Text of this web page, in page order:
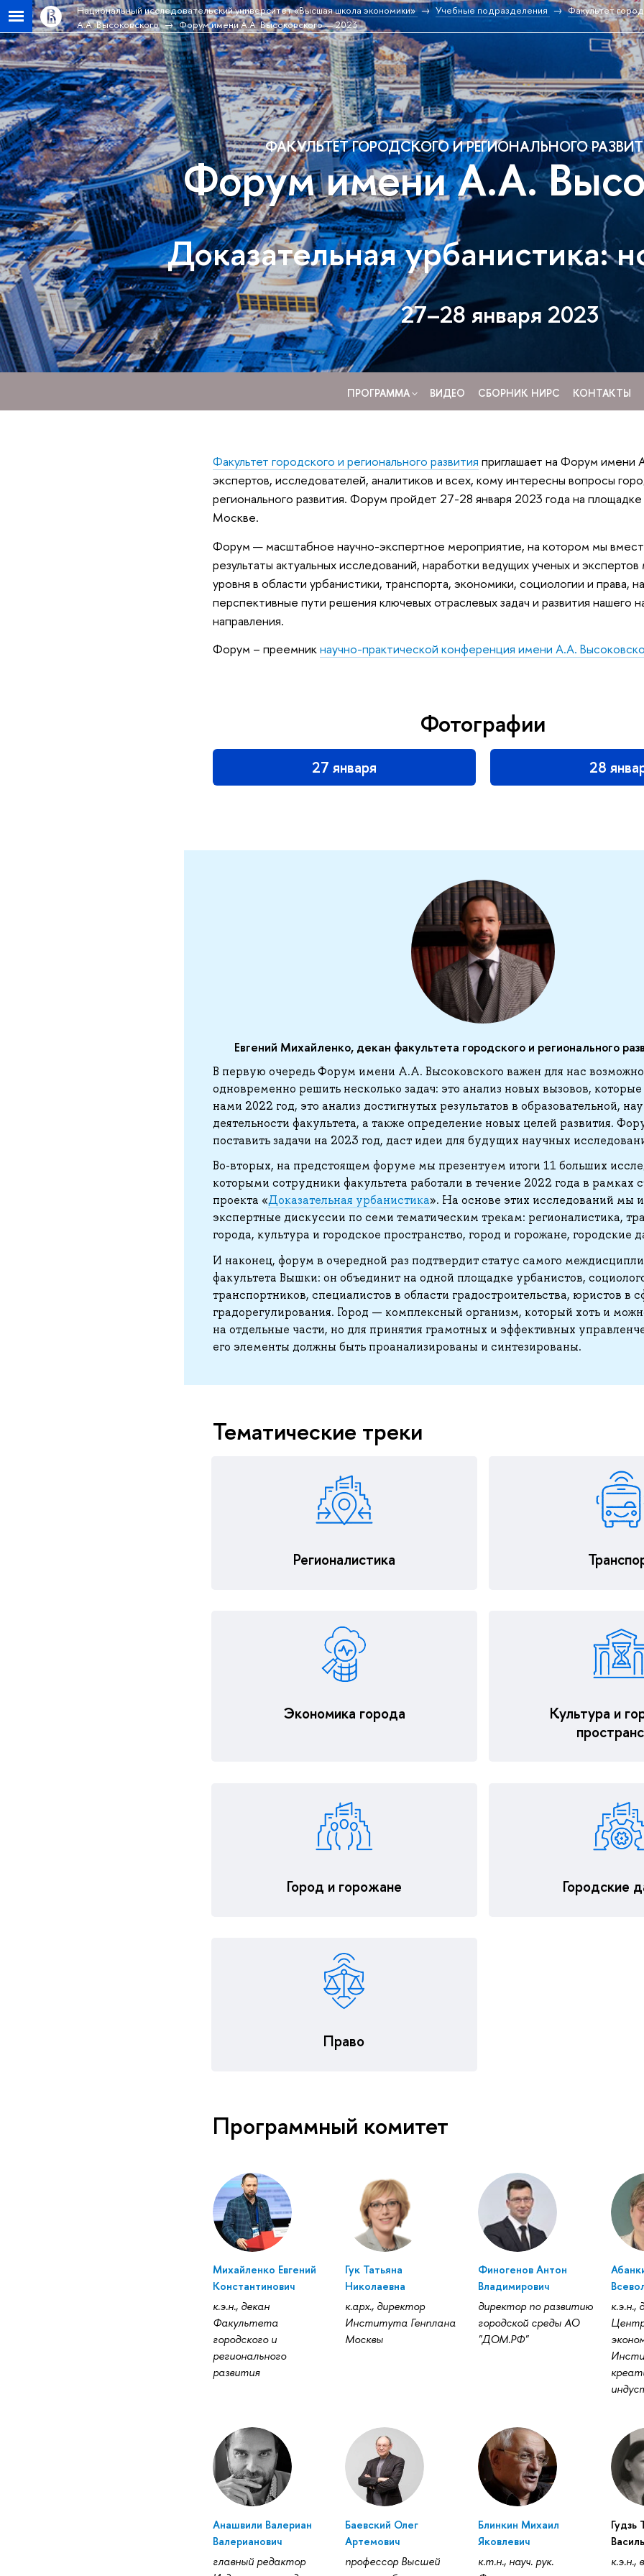
Национальный исследовательский университет «Высшая школа экономики» Учебные подразделения Факультет
А.А. Высоковского
Форум имени А.А. Высоковского — 2023
ФАКУЛЬТЕТ ГОРОДСКОГО И РЕГИОНАЛЬНОГО
Форум имени А.А.
Доказательная урбанистика:
27–28 января 2023
ПРОГРАММА ВИДЕО СБОРНИК НИРС КОНТАКТЫ
Факультет городского и регионального развития приглашает на Форум имени
экспертов, исследователей, аналитиков и всех, кому интересны вопросы
регионального развития. Форум пройдет 27-28 января 2023 года на
Москве.
Форум — масштабное научно-экспертное мероприятие, на котором мы
результаты актуальных исследований, наработки ведущих ученых и
уровня в области урбанистики, транспорта, экономики, социологии и права,
перспективные пути решения ключевых отраслевых задач и развития нашего
направления.
Форум – преемникнаучно-практической конференция имени А.А.
Фотографии
27 января 28
Евгений Михайленко, декан факультета городского и регионального
В первую очередь Форум имени А.А. Высоковского важен для нас
одновременно решить несколько задач: это анализ новых вызовов,
нами 2022 год, это анализ достигнутых результатов в образовательной,
деятельности факультета, а также определение новых целей развития.
поставить задачи на 2023 год, даст идеи для будущих научных
Во-вторых, на предстоящем форуме мы презентуем итоги 11 больших
которыми сотрудники факультета работали в течение 2022 года в рамках
проекта «Доказательная урбанистика». На основе этих исследований мы
экспертные дискуссии по семи тематическим трекам: регионалистика,
города, культура и городское пространство, город и горожане, городские
И наконец, форум в очередной раз подтвердит статус самого
факультета Вышки: он объединит на одной площадке урбанистов,
транспортников, специалистов в области градостроительства, юристов в
градорегулирования. Город — комплексный организм, который хоть и
на отдельные части, но для принятия грамотных и эффективных
его элементы должны быть проанализированы и синтезированы.
Тематические треки
Регионалистика
Экономика города
Культура и
Город и горожане Городские
Право
Программный комитет
Михайленко Евгений
Константинович
к.э.н., декан
Факультета
городского и
регионального
развития
Гук Татьяна
Николаевна
к.арх., директор
Института Генплана
Москвы
Финогенов Антон
Владимирович
директор по развитию
городской среды АО
"ДОМ.РФ"
к.э.н.,
Анашвили Валериан
Валерианович
главный редактор
Баевский Олег
Артемович
профессор Высшей
Блинкин Михаил
Яковлевич
к.т.н., науч. рук.
Гудзь
к.э.н.,